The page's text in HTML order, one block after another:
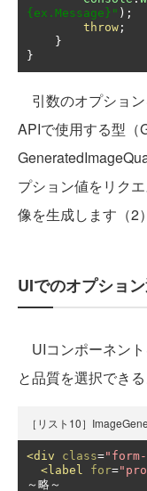
{ex.Message}" );
throw ;
}
}
引数のオプショ
APIで使用する型（
プション値をリク
像を生成します（2
UIでのオプショ
UIコンポーネン
と品質を選択できる
［リスト10］
<div class=
<label
for=